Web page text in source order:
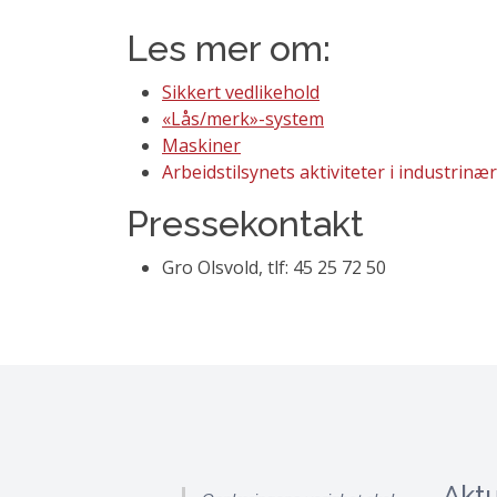
Les mer om:
Sikkert vedlikehold
«Lås/merk»-system
Maskiner
Arbeidstilsynets aktiviteter i
Pressekontakt
Gro Olsvold, tlf: 45 25 72 50